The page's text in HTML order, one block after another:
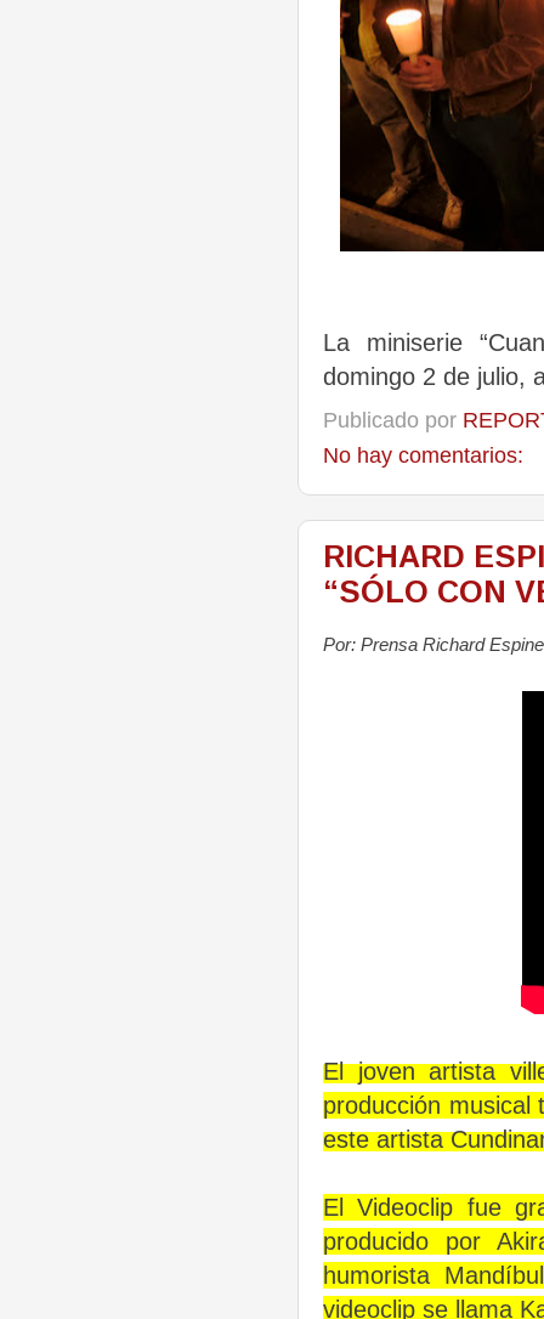
La miniserie
domingo 2 de julio,
Publicado por
No hay comentarios:
RICHARD
“SÓLO CON
Por: Prensa Richard
El joven artista
producción musical
este artista
El Videoclip fue
producido por
humorista
videoclip se llama